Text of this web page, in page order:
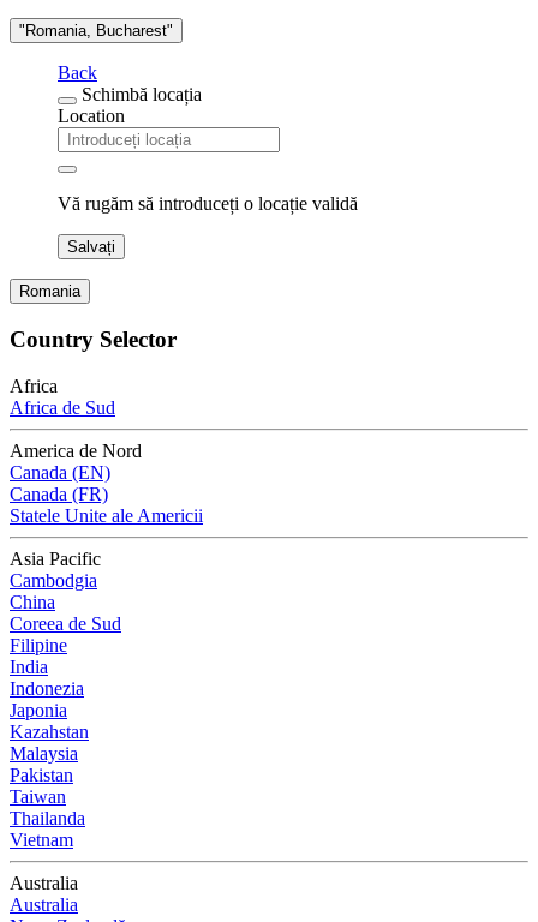
"Romania, Bucharest"
Back
Schimbă locația
Location
Vă rugăm să introduceți o locație validă
Salvați
Romania
Country Selector
Africa
Africa de Sud
America de Nord
Canada (EN)
Canada (FR)
Statele Unite ale Americii
Asia Pacific
Cambodgia
China
Coreea de Sud
Filipine
India
Indonezia
Japonia
Kazahstan
Malaysia
Pakistan
Taiwan
Thailanda
Vietnam
Australia
Australia